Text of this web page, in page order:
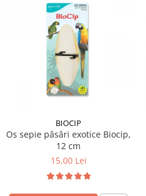
BIOCIP
Os sepie păsări exotice Biocip,
12 cm
15,00 Lei